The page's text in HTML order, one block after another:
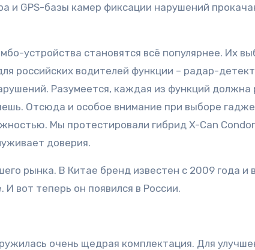
и GPS-базы камер фиксации нарушений
устройства становятся всё популярнее. Их
российских водителей функции – радар-
Разумеется, каждая из функций должна
Отсюда и особое внимание при выборе
Мы протестировали гибрид X-Can Condor
доверия.
рынка. В Китае бренд известен с 2009 года и
вот теперь он появился в России.
очень щедрая комплектация. Для